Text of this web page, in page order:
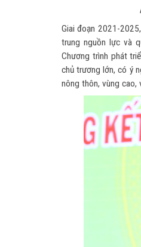
Giai đoạn 2021-
trung nguồn lực và
Chương trình phát
chủ trương lớn, có ý
nông thôn, vùng cao,